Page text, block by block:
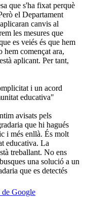
que s'ha fixat perquè
el Departament
canvis al
les mesures que
es veiés és que hem
hem començat ara,
aplicant. Per tant,
i un acord
educativa"
avisats pels
que hi hagués
i més enllà. És molt
educativa. La
treballant. No ens
una solució a un
que es detectés
Google